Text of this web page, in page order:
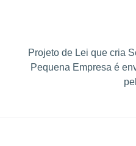
Projeto de Lei que cria
Pequena Empresa é